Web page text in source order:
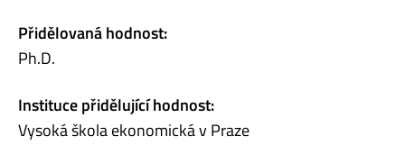
Přidělovaná hodnost:
Ph.D.
Instituce přidělující hodnost:
Vysoká škola ekonomická v Praze